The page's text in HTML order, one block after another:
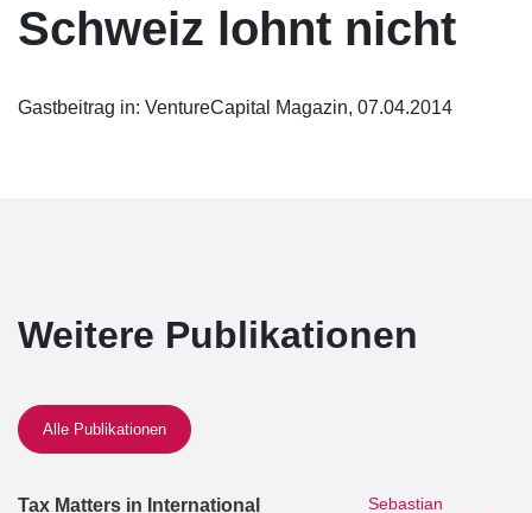
Schweiz lohnt nicht
Gastbeitrag in: VentureCapital Magazin, 07.04.2014
Weitere Publikationen
Alle Publikationen
Tax Matters in International
Sebastian